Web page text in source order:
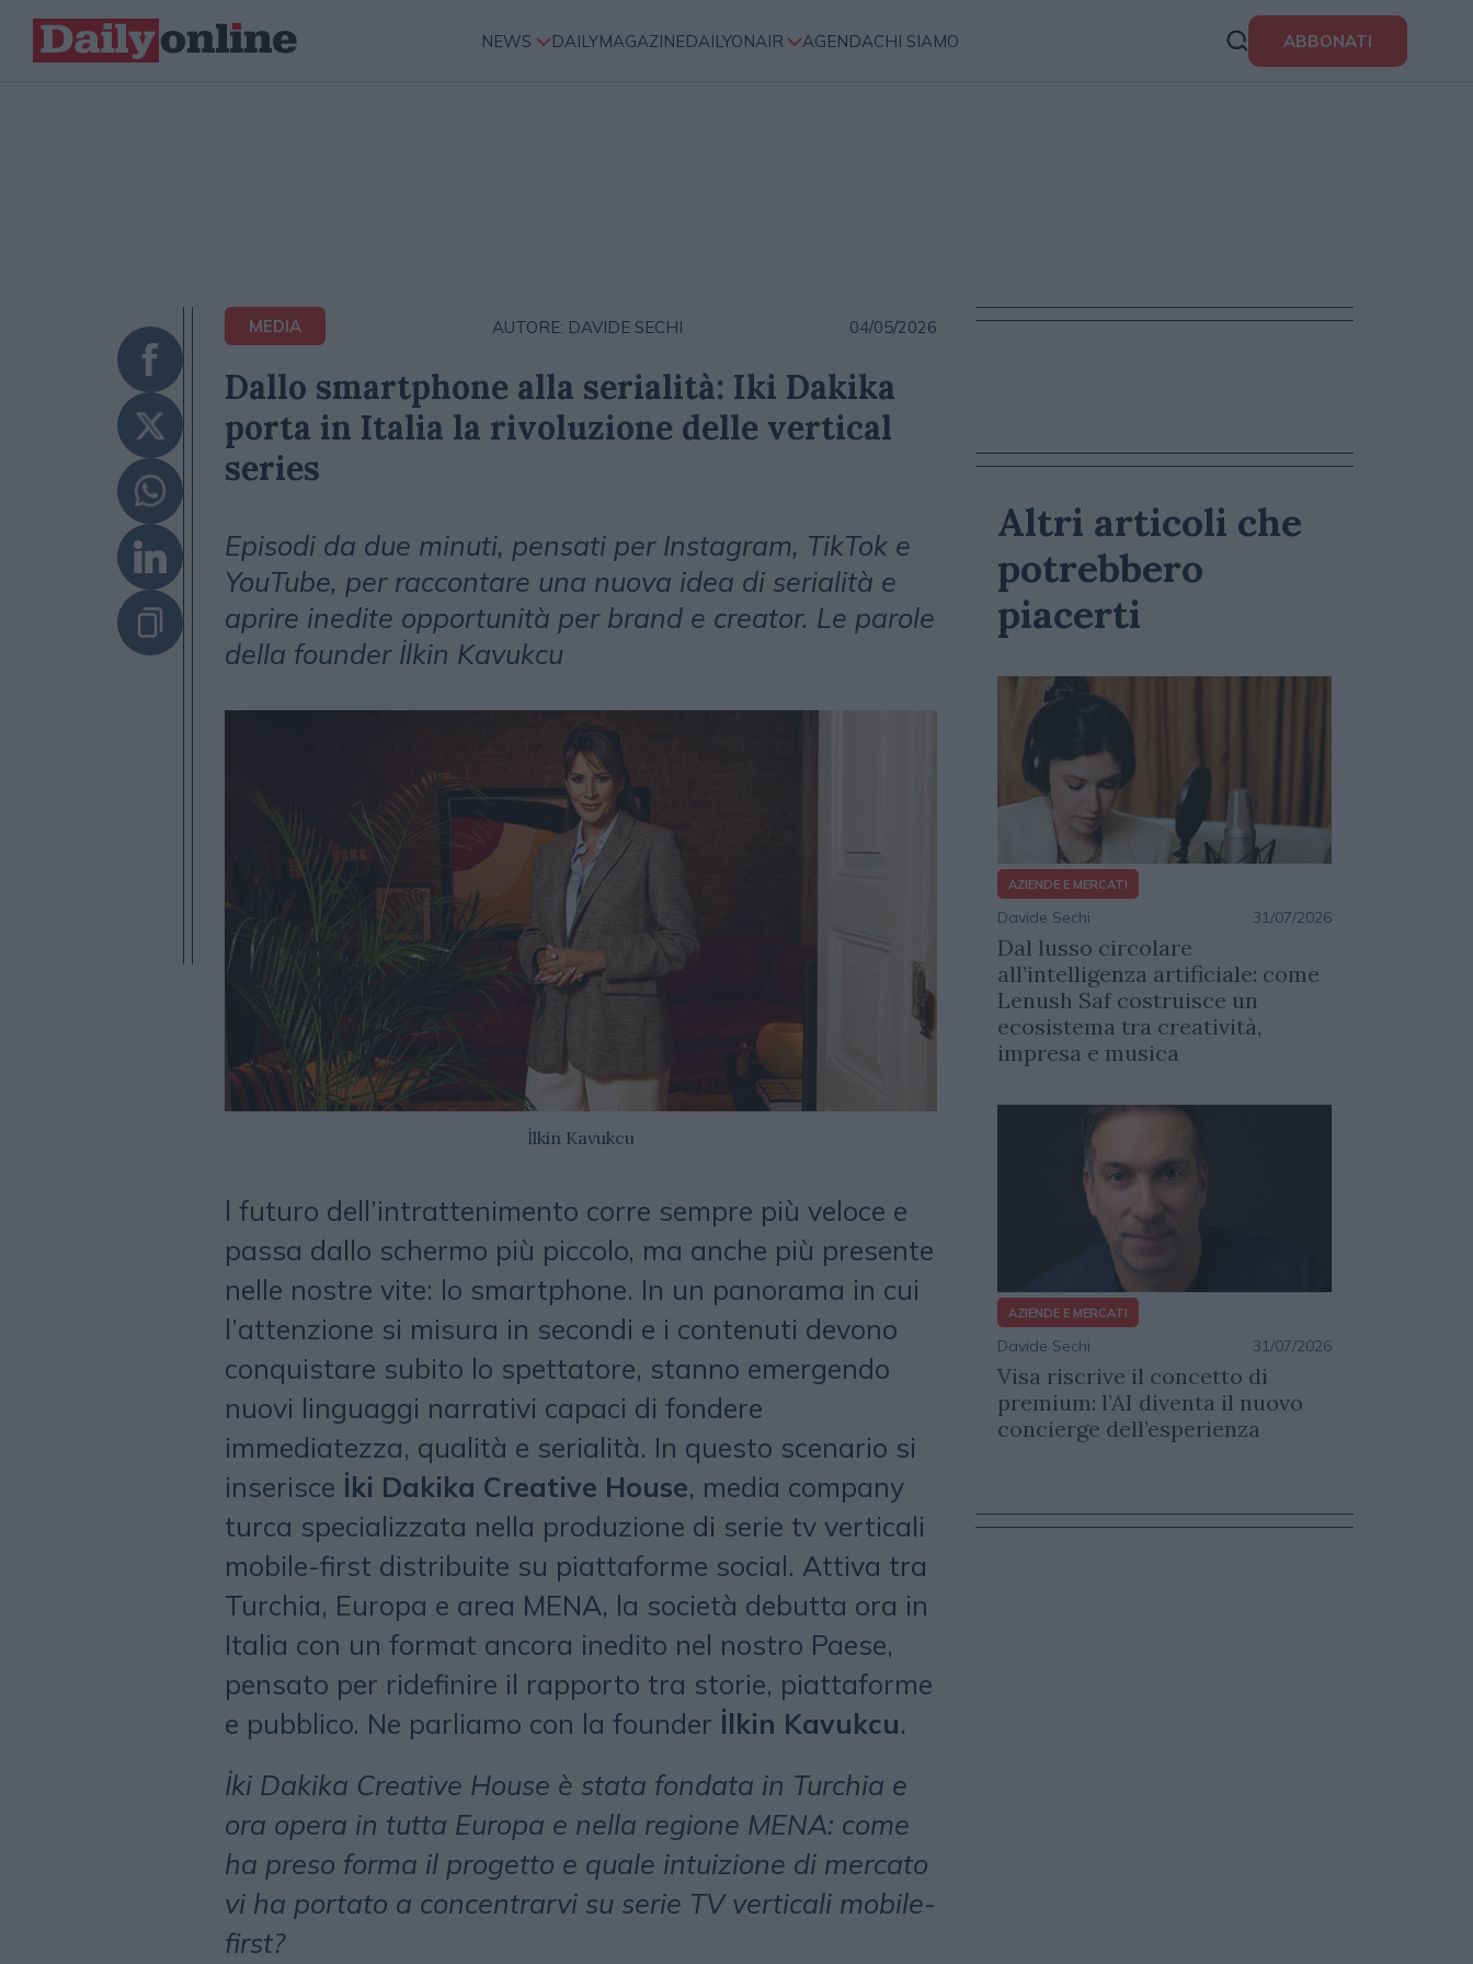
NEWS DAILYMAGAZINEDAILYONAIR AGENDACHI SIAMO ABBONATI
MEDIA AUTORE: DAVIDE SECHI 04/05/2026
Dallo smartphone alla serialità: Iki Dakika
porta in Italia la rivoluzione delle vertical
series
Episodi da due minuti, pensati per Instagram, TikTok e
YouTube, per raccontare una nuova idea di serialità e
aprire inedite opportunità per brand e creator. Le parole
della founder İlkin Kavukcu
İlkin Kavukcu
l futuro dell’intrattenimento corre sempre più veloce e
passa dallo schermo più piccolo, ma anche più presente
nelle nostre vite: lo smartphone. In un panorama in cui
l’attenzione si misura in secondi e i contenuti devono
conquistare subito lo spettatore, stanno emergendo
nuovi linguaggi narrativi capaci di fondere
immediatezza, qualità e serialità. In questo scenario si
inserisce İki Dakika Creative House, media company
turca specializzata nella produzione di serie tv verticali
mobile-first distribuite su piattaforme social. Attiva tra
Turchia, Europa e area MENA, la società debutta ora in
Italia con un format ancora inedito nel nostro Paese,
pensato per ridefinire il rapporto tra storie, piattaforme
e pubblico. Ne parliamo con la founder İlkin Kavukcu.
İki Dakika Creative House è stata fondata in Turchia e
ora opera in tutta Europa e nella regione MENA: come
ha preso forma il progetto e quale intuizione di mercato
vi ha portato a concentrarvi su serie TV verticali mobile-
first?
Altri articoli che
potrebbero
piacerti
AZIENDE E MERCATI
Davide Sechi 31/07/2026
Dal lusso circolare
all’intelligenza artificiale: come
Lenush Saf costruisce un
ecosistema tra creatività,
impresa e musica
AZIENDE E MERCATI
Davide Sechi 31/07/2026
Visa riscrive il concetto di
premium: l’AI diventa il nuovo
concierge dell’esperienza